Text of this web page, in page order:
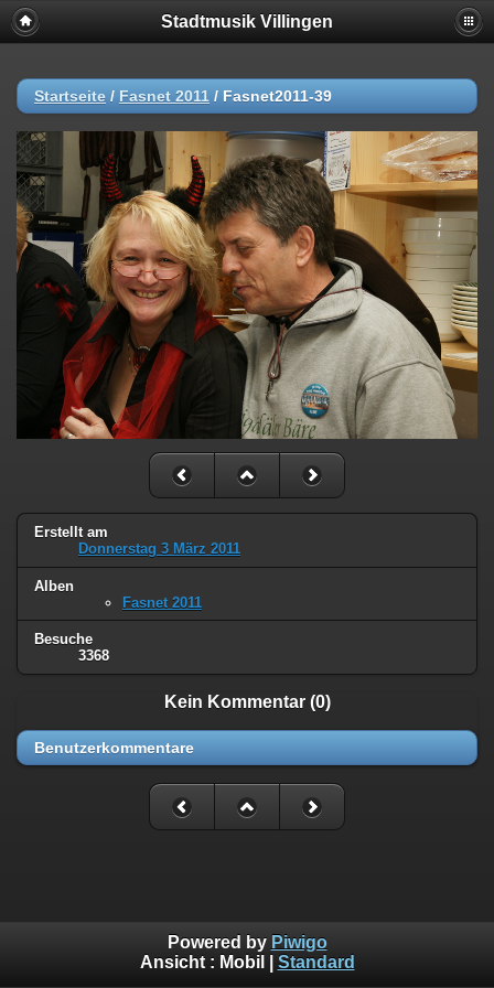
Stadtmusik Villingen
Startseite / Fasnet 2011 / Fasnet2011-39
Erstellt am
Donnerstag 3 März 2011
Alben
Fasnet 2011
Besuche
3368
Kein Kommentar (0)
Benutzerkommentare
Powered by Piwigo
Ansicht : Mobil Standard